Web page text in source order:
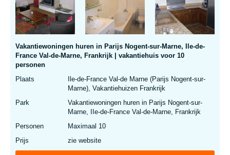
Vakantiewoningen huren in Parijs Nogent-sur-Marne, Ile-de-
France Val-de-Marne, Frankrijk | vakantiehuis voor 10
personen
Plaats
Ile-de-France Val-de Marne (Parijs Nogent-sur-
Marne), Vakantiehuizen Frankrijk
Park
Vakantiewoningen huren in Parijs Nogent-sur-
Marne, IIe-de-France Val-de-Marne, Frankrijk
Personen
Maximaal 10
Prijs
zie website